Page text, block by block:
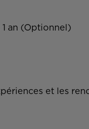
an (Optionnel)
et les